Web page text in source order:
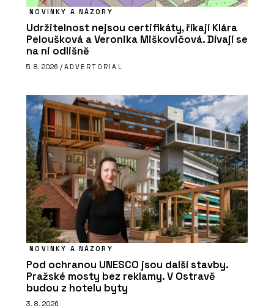
NOVINKY A NÁZORY
Udržitelnost nejsou certifikáty, říkají Klára
Peloušková a Veronika Miškovičová. Dívají se
na ni odlišně
5. 8. 2026 / ADVERTORIAL
NOVINKY A NÁZORY
Pod ochranou UNESCO jsou další stavby.
Pražské mosty bez reklamy. V Ostravě
budou z hotelu byty
3. 8. 2026